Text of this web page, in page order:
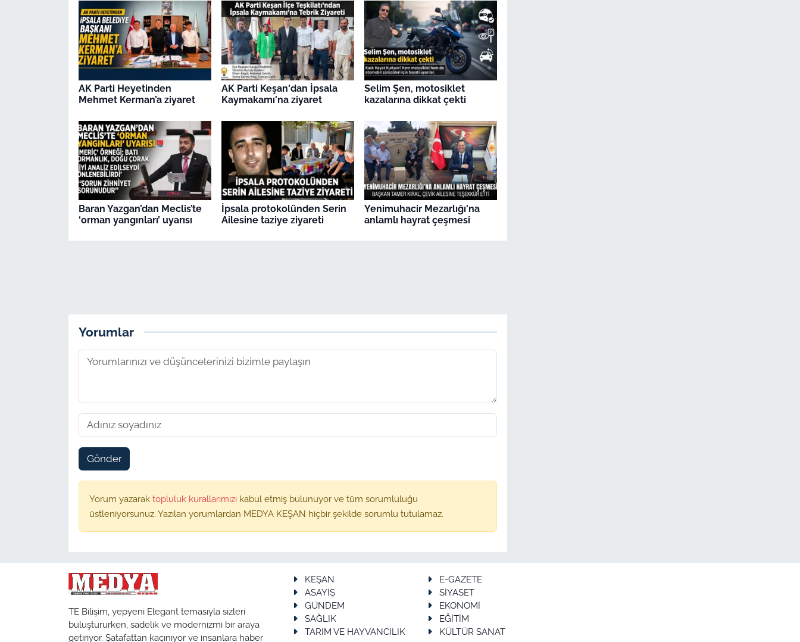
AK Parti Heyetinden
Mehmet Kerman’a ziyaret
AK Parti Keşan'dan İpsala
Kaymakamı'na ziyaret
Selim Şen, motosiklet
kazalarına dikkat çekti
Baran Yazgan’dan Meclis’te
‘orman yangınları’ uyarısı
İpsala protokolünden Serin
Ailesine taziye ziyareti
Yenimuhacir Mezarlığı'na
anlamlı hayrat çeşmesi
Yorumlar
Gönder
Yorum yazarak topluluk kurallarımızı kabul etmiş bulunuyor ve tüm sorumluluğu
üstleniyorsunuz. Yazılan yorumlardan MEDYA KEŞAN hiçbir şekilde sorumlu tutulamaz.
TE Bilişim, yepyeni Elegant temasıyla sizleri
buluştururken, sadelik ve modernizmi bir araya
getiriyor. Şatafattan kaçınıyor ve insanlara haber
KEŞAN
E-GAZETE
ASAYİŞ
SİYASET
GÜNDEM
EKONOMİ
SAĞLIK
EĞİTİM
TARIM VE HAYVANCILIK
KÜLTÜR SANAT
Gündem-Eğitim